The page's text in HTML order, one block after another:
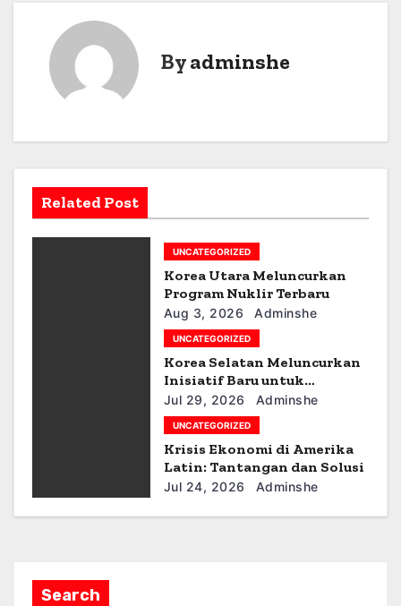
i
g
Byadminshe
Related Post
UNCATEGORIZED
Korea Utara Meluncurkan
Program Nuklir Terbaru
Aug 3, 2026 Adminshe
UNCATEGORIZED
Korea Selatan Meluncurkan
Inisiatif Baru untuk
Memerangi Perubahan Iklim
Jul 29, 2026 Adminshe
UNCATEGORIZED
Krisis Ekonomi di Amerika
Latin: Tantangan dan Solusi
Jul 24, 2026 Adminshe
Search